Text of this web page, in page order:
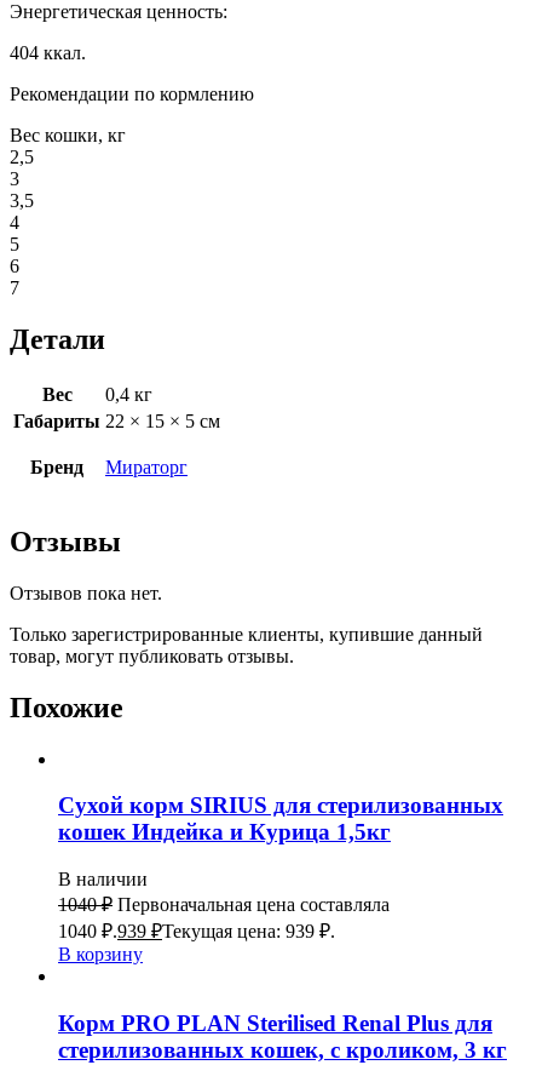
Энергетическая ценность:
404 ккал.
Рекомендации по кормлению
Вес кошки, кг
2,5
3
3,5
4
5
6
7
Детали
Вес
0,4 кг
Габариты 22 × 15 × 5 см
Бренд Мираторг
Отзывы
Отзывов пока нет.
Только зарегистрированные клиенты, купившие данный
товар, могут публиковать отзывы.
Похожие
Сухой корм SIRIUS для стерилизованных
кошек Индейка и Курица 1,5кг
В наличии
1040₽ Первоначальная цена составляла
1040 ₽.939 ₽Текущая цена: 939 ₽.
В корзину
Корм PRO PLAN Sterilised Renal Plus для
стерилизованных кошек, с кроликом, 3 кг